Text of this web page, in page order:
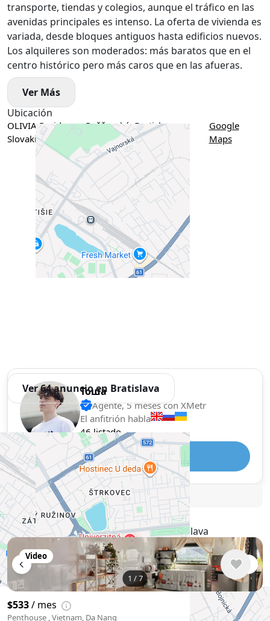
transporte, tiendas y colegios, aunque el tráfico en las
avenidas principales es intenso. La oferta de vivienda es
variada, desde bloques antiguos hasta edificios nuevos.
Los alquileres son moderados: más baratos que en el
centro histórico pero más caros que en las afueras.
Ver Más
Ubicación
OLIVIA Residence, Rožňavská, Bratislava,
Slovakia
Google
Maps
Ver 64 anuncio en Bratislava
Тоша
Agente, 5 meses con XMetr
El anfitrión habla
46 listado
Telegram
🛡Security tips🚩 Informe
Anuncios similares en Bratislava
1 /7
Video
$533/ mes
Penthouse , Vietnam, Da Nang